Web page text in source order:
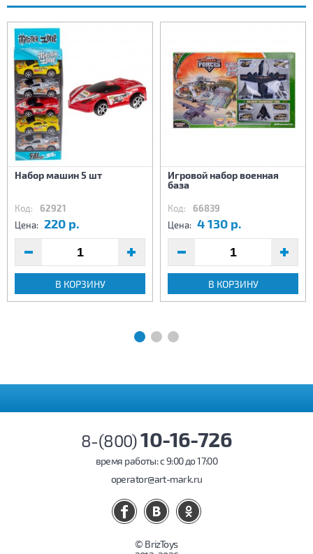
Набор машин 5 шт
Код: 62921
Цена: 220 р.
В КОРЗИНУ
Игровой набор военная
база
Код: 66839
Цена: 4 130 р.
В КОРЗИНУ
8-(800)10-16-726
время работы: c 9:00 до 17:00
operator@art-mark.ru
© BrizToys